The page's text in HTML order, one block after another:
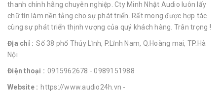
thanh chính hãng chuyên nghiệp. Cty Minh Nhật Audio luôn lấy
chữ tín làm nền tảng cho sự phát triển. Rất mong được hợp tác
cùng sự phát triển thịnh vượng của quý khách hàng. Trân trọng !
Địa chỉ : Số 38 phố Thúy Lĩnh, P.Lĩnh Nam, Q.Hoàng mai, TP.Hà
Nội
Điện thoại : 0915962678 - 0989151988
Website : https://www.audio24h.vn -